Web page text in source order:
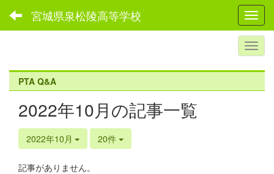
宮城県泉松陵高等学校
PTA Q&A
2022年10月の記事一覧
2022年10月 20件
記事がありません。